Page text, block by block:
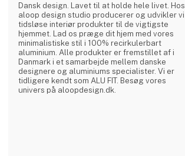
Dansk design. Lavet til at holde hele livet. Hos
aloop design studio producerer og udvikler vi
tidsløse interiør produkter til de vigtigste
hjemmet. Lad os præge dit hjem med vores
minimalistiske stil i 100% recirkulerbart
aluminium. Alle produkter er fremstillet af i
Danmark i et samarbejde mellem danske
designere og aluminiums specialister. Vi er
tidligere kendt som ALU FIT. Besøg vores
univers på aloopdesign.dk.